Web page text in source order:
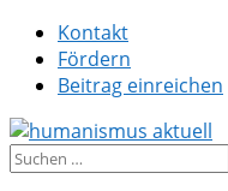
Zum
Inhalt
springen
Kontakt
Fördern
Beitrag einreichen
humanismus aktuell
Suche